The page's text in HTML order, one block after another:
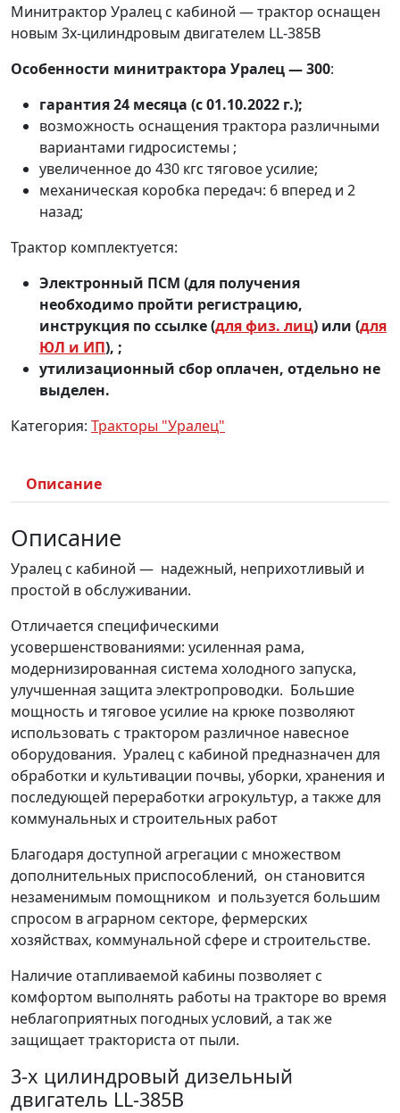
Минитрактор Уралец с кабиной — трактор оснащен
новым 3х-цилиндровым двигателем LL-385В
Особенности минитрактора Уралец — 300:
гарантия 24 месяца (с 01.10.2022 г.);
возможность оснащения трактора различными
вариантами гидросистемы ;
увеличенное до 430 кгс тяговое усилие;
механическая коробка передач: 6 вперед и 2
назад;
Трактор комплектуется:
Электронный ПСМ (для получения
необходимо пройти регистрацию,
инструкция по ссылке (для физ. лиц) или (для
ЮЛ и ИП), ;
утилизационный сбор оплачен, отдельно не
выделен.
Категория: Тракторы "Уралец"
Описание
Описание
Уралец с кабиной — надежный, неприхотливый и
простой в обслуживании.
Отличается специфическими
усовершенствованиями: усиленная рама,
модернизированная система холодного запуска,
улучшенная защита электропроводки. Большие
мощность и тяговое усилие на крюке позволяют
использовать с трактором различное навесное
оборудования. Уралец с кабиной предназначен для
обработки и культивации почвы, уборки, хранения и
последующей переработки агрокультур, а также для
коммунальных и строительных работ
Благодаря доступной агрегации с множеством
дополнительных приспособлений, он становится
незаменимым помощником и пользуется большим
спросом в аграрном секторе, фермерских
хозяйствах, коммунальной сфере и строительстве.
Наличие отапливаемой кабины позволяет с
комфортом выполнять работы на тракторе во время
неблагоприятных погодных условий, а так же
защищает тракториста от пыли.
3-х цилиндровый дизельный
двигатель LL-385В